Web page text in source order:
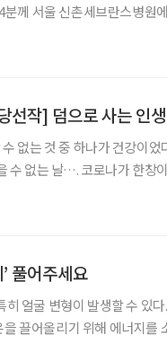
께 서울 신촌세브란스병원
선작] 덤으로 사는 인생
하나가 건강이었다. 2021년 10월 30일.
수 없는 날…. 코로나가 한창
풀어주세요
얼굴 변형이 발생할 수 있
끌어올리기 위해 에너지를